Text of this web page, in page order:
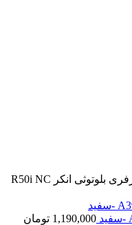
هندزفری بلوتوثی انکر R50i NC
1,190,000 تومان